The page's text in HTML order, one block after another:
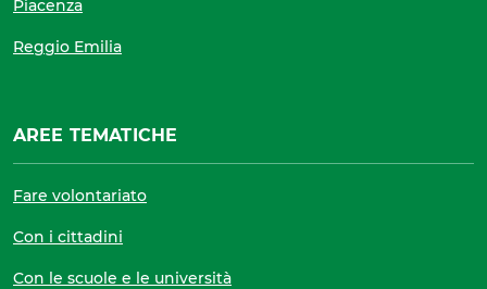
Piacenza
Reggio Emilia
AREE TEMATICHE
Fare volontariato
Con i cittadini
Con le scuole e le università